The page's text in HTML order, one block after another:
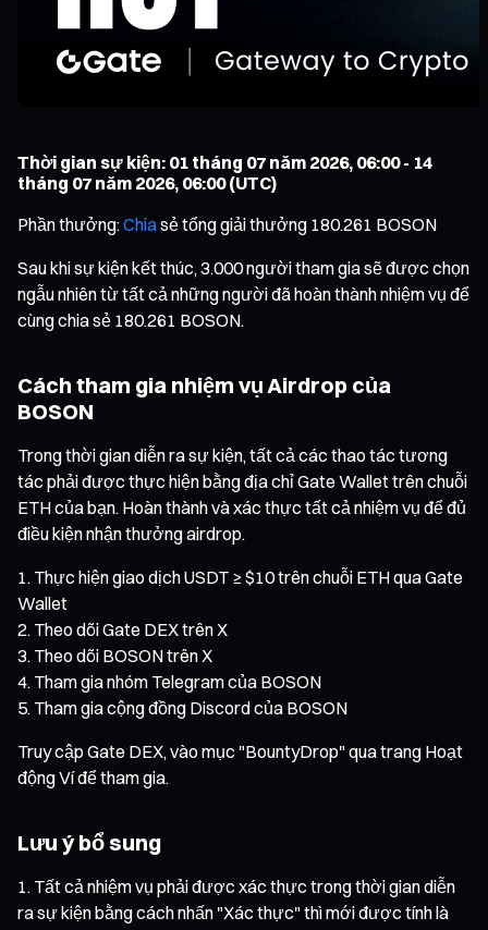
Thời gian sự kiện: 01 tháng 07 năm 2026, 06:00 - 14
tháng 07 năm 2026, 06:00 (UTC)
Phần thưởng:Chiasẻ tổng giải thưởng 180.261 BOSON
Sau khi sự kiện kết thúc, 3.000 người tham gia sẽ được chọn
ngẫu nhiên từ tất cả những người đã hoàn thành nhiệm vụ để
cùng chia sẻ 180.261 BOSON.
Cách tham gia nhiệm vụ Airdrop của
BOSON
Trong thời gian diễn ra sự kiện, tất cả các thao tác tương
tác phải được thực hiện bằng địa chỉ Gate Wallet trên chuỗi
ETH của bạn. Hoàn thành và xác thực tất cả nhiệm vụ để đủ
điều kiện nhận thưởng airdrop.
Thực hiện giao dịch USDT ≥ $10 trên chuỗi ETH qua Gate
Wallet
Theo dõi Gate DEX trên X
Theo dõi BOSON trên X
Tham gia nhóm Telegram của BOSON
Tham gia cộng đồng Discord của BOSON
Truy cập Gate DEX, vào mục "BountyDrop" qua trang Hoạt
động Ví để tham gia.
Lưu ý bổ sung
Tất cả nhiệm vụ phải được xác thực trong thời gian diễn
ra sự kiện bằng cách nhấn "Xác thực" thì mới được tính là